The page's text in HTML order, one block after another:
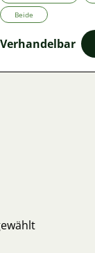
Beide
Verhandelbar